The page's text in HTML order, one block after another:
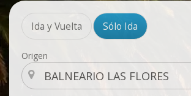
Ida y Vuelta Sólo Ida
Origen